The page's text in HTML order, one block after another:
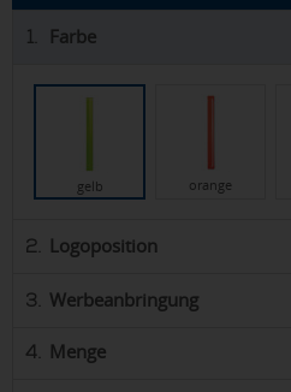
1. Farbe
gelb orange
2. Logoposition
3. Werbeanbringung
4. Menge